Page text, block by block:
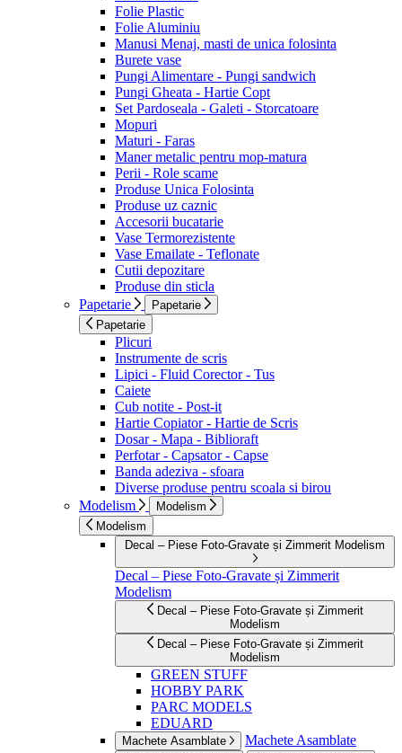
Folie Plastic
Folie Aluminiu
Manusi Menaj, masti de unica folosinta
Burete vase
Pungi Alimentare - Pungi sandwich
Pungi Gheata - Hartie Copt
Set Pardoseala - Galeti - Storcatoare
Mopuri
Maturi - Faras
Maner metalic pentru mop-matura
Perii - Role scame
Produse Unica Folosinta
Produse uz caznic
Accesorii bucatarie
Vase Termorezistente
Vase Emailate - Teflonate
Cutii depozitare
Produse din sticla
Papetarie
Papetarie
Papetarie
Plicuri
Instrumente de scris
Lipici - Fluid Corector - Tus
Caiete
Cub notite - Post-it
Hartie Copiator - Hartie de Scris
Dosar - Mapa - Biblioraft
Perfotar - Capsator - Capse
Banda adeziva - sfoara
Diverse produse pentru scoala si birou
Modelism
Modelism
Modelism
Decal – Piese Foto-Gravate și Zimmerit Modelism
Decal – Piese Foto-Gravate și Zimmerit
Modelism
Decal – Piese Foto-Gravate și Zimmerit
Modelism
Decal – Piese Foto-Gravate și Zimmerit
Modelism
GREEN STUFF
HOBBY PARK
PARC MODELS
EDUARD
Machete Asamblate Machete Asamblate